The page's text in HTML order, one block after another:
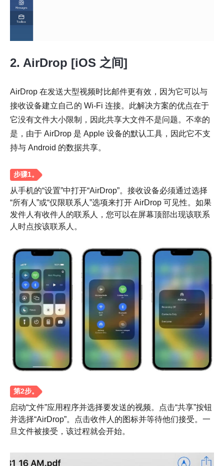
第 3 步。
2. AirDrop [iOS 之间]
AirDrop 在发送大型视频时比邮件更有效，因为它可以与
接收设备建立自己的 Wi-Fi 连接。此解决方案的优点在于
它没有文件大小限制，因此共享大文件不是问题。不幸的
是，由于 AirDrop 是 Apple 设备的默认工具，因此它不支
持与 Android 的数据共享。
从手机的“设置”中打开“AirDrop”。接收设备必须通过选择
“所有人”或“仅限联系人”选项来打开 AirDrop 可见性。如果
发件人有收件人的联系人，您可以在屏幕顶部出现该联系
人时点按该联系人。
启动“文件”应用程序并选择要发送的视频。点击“共享”按钮
并选择“AirDrop”。点击收件人的图标并等待他们接受。一
旦文件被接受，该过程就会开始。